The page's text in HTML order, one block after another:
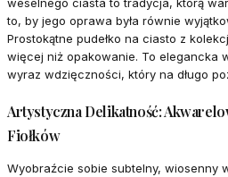
weselnego ciasta to tradycja, którą
to, by jego oprawa była równie
Prostokątne pudełko na ciasto z
więcej niż opakowanie. To elegancka
wyraz wdzięczności, który na długo
Artystyczna Delikatność:
Fiołków
Wyobraźcie sobie subtelny, wiosenny